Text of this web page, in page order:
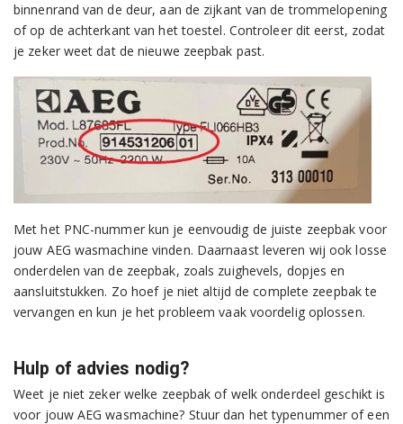
binnenrand van de deur, aan de zijkant van de trommelopening
of op de achterkant van het toestel. Controleer dit eerst, zodat
je zeker weet dat de nieuwe zeepbak past.
Met het PNC-nummer kun je eenvoudig de juiste zeepbak voor
jouw AEG wasmachine vinden. Daarnaast leveren wij ook losse
onderdelen van de zeepbak, zoals zuighevels, dopjes en
aansluitstukken. Zo hoef je niet altijd de complete zeepbak te
vervangen en kun je het probleem vaak voordelig oplossen.
Hulp of advies nodig?
Weet je niet zeker welke zeepbak of welk onderdeel geschikt is
voor jouw AEG wasmachine? Stuur dan het typenummer of een